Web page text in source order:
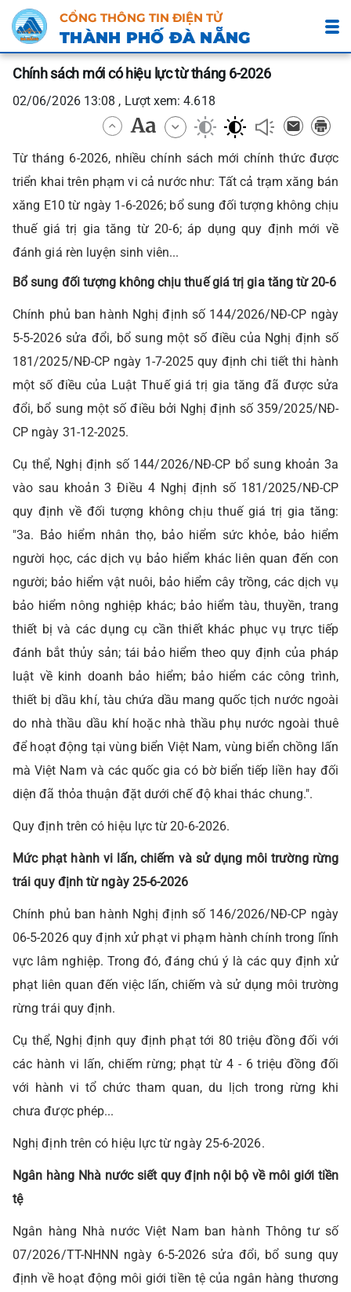
CỔNG THÔNG TIN ĐIỆN TỬ
THÀNH PHỐ ĐÀ NẴNG
Chính sách mới có hiệu lực từ tháng 6-2026
02/06/2026 13:08 , Lượt xem: 4.618
Từ tháng 6-2026, nhiều chính sách mới chính thức được
triển khai trên phạm vi cả nước như: Tất cả trạm xăng bán
xăng E10 từ ngày 1-6-2026; bổ sung đối tượng không chịu
thuế giá trị gia tăng từ 20-6; áp dụng quy định mới về
đánh giá rèn luyện sinh viên...
Bổ sung đối tượng không chịu thuế giá trị gia tăng từ 20-6
Chính phủ ban hành Nghị định số 144/2026/NĐ-CP ngày
5-5-2026 sửa đổi, bổ sung một số điều của Nghị định số
181/2025/NĐ-CP ngày 1-7-2025 quy định chi tiết thi hành
một số điều của Luật Thuế giá trị gia tăng đã được sửa
đổi, bổ sung một số điều bởi Nghị định số 359/2025/NĐ-
CP ngày 31-12-2025.
Cụ thể, Nghị định số 144/2026/NĐ-CP bổ sung khoản 3a
vào sau khoản 3 Điều 4 Nghị định số 181/2025/NĐ-CP
quy định về đối tượng không chịu thuế giá trị gia tăng:
"3a. Bảo hiểm nhân thọ, bảo hiểm sức khỏe, bảo hiểm
người học, các dịch vụ bảo hiểm khác liên quan đến con
người; bảo hiểm vật nuôi, bảo hiểm cây trồng, các dịch vụ
bảo hiểm nông nghiệp khác; bảo hiểm tàu, thuyền, trang
thiết bị và các dụng cụ cần thiết khác phục vụ trực tiếp
đánh bắt thủy sản; tái bảo hiểm theo quy định của pháp
luật về kinh doanh bảo hiểm; bảo hiểm các công trình,
thiết bị dầu khí, tàu chứa dầu mang quốc tịch nước ngoài
do nhà thầu dầu khí hoặc nhà thầu phụ nước ngoài thuê
để hoạt động tại vùng biển Việt Nam, vùng biển chồng lấn
mà Việt Nam và các quốc gia có bờ biển tiếp liền hay đối
diện đã thỏa thuận đặt dưới chế độ khai thác chung.".
Quy định trên có hiệu lực từ 20-6-2026.
Mức phạt hành vi lấn, chiếm và sử dụng môi trường rừng
trái quy định từ ngày 25-6-2026
Chính phủ ban hành Nghị định số 146/2026/NĐ-CP ngày
06-5-2026 quy định xử phạt vi phạm hành chính trong lĩnh
vực lâm nghiệp. Trong đó, đáng chú ý là các quy định xử
phạt liên quan đến việc lấn, chiếm và sử dụng môi trường
rừng trái quy định.
Cụ thể, Nghị định quy định phạt tới 80 triệu đồng đối với
các hành vi lấn, chiếm rừng; phạt từ 4 - 6 triệu đồng đối
với hành vi tổ chức tham quan, du lịch trong rừng khi
chưa được phép...
Nghị định trên có hiệu lực từ ngày 25-6-2026.
Ngân hàng Nhà nước siết quy định nội bộ về môi giới tiền
tệ
Ngân hàng Nhà nước Việt Nam ban hành Thông tư số
07/2026/TT-NHNN ngày 6-5-2026 sửa đổi, bổ sung quy
định về hoạt động môi giới tiền tệ của ngân hàng thương